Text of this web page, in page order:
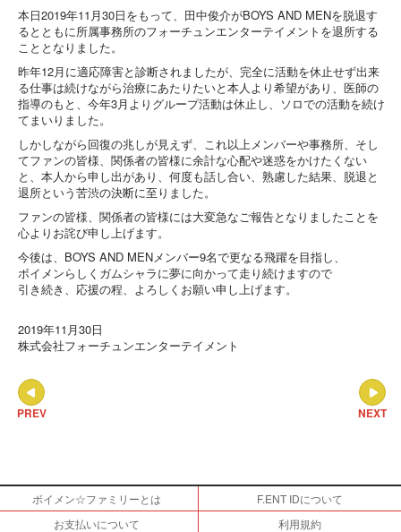
本日2019年11月30日をもって、田中俊介がBOYS AND MENを脱退す
るとともに所属事務所のフォーチュンエンターテイメントを退所する
こととなりました。
昨年12月に適応障害と診断されましたが、完全に活動を休止せず出来
る仕事は続けながら治療にあたりたいと本人より希望があり、医師の
指導のもと、今年3月よりグループ活動は休止し、ソロでの活動を続け
てまいりました。
しかしながら回復の兆しが見えず、これ以上メンバーや事務所、そし
てファンの皆様、関係者の皆様に余計な心配や迷惑をかけたくない
と、本人から申し出があり、何度も話し合い、熟慮した結果、脱退と
退所という苦渋の決断に至りました。
ファンの皆様、関係者の皆様には大変急なご報告となりましたことを
心よりお詫び申し上げます。
今後は、BOYS AND MENメンバー9名で更なる飛躍を目指し、
ボイメンらしくガムシャラに夢に向かって走り続けますので
引き続き、応援の程、よろしくお願い申し上げます。
2019年11月30日
株式会社フォーチュンエンターテイメント
NEXT
PREV
ボイメン☆ファミリーとは
F.ENT IDについて
お支払いについて
利用規約